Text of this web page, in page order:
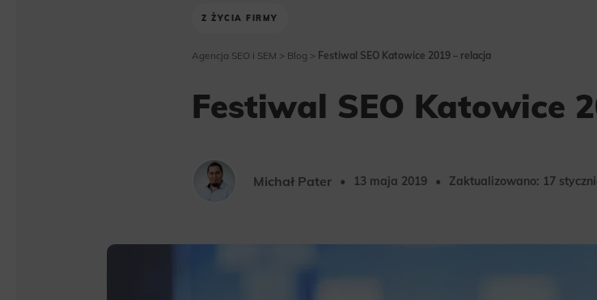
Z ŻYCIA FIRMY
Agencja SEO i SEM > Blog > Festiwal SEO Katowice 2019 – relacja
Festiwal SEO Katowice
Michał Pater 13 maja 2019 Zaktualizowano: 17